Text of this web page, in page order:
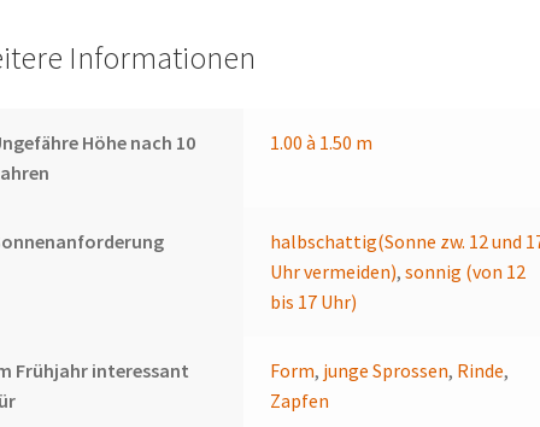
Informationen
Höhe nach 10
1.00 à 1.50 m
halbschattig(Sonne zw. 12 und
Uhr vermeiden),sonnig (von 12
bis 17 Uhr)
Frühjahr interessant
Form, junge Sprossen, Rinde,
Zapfen